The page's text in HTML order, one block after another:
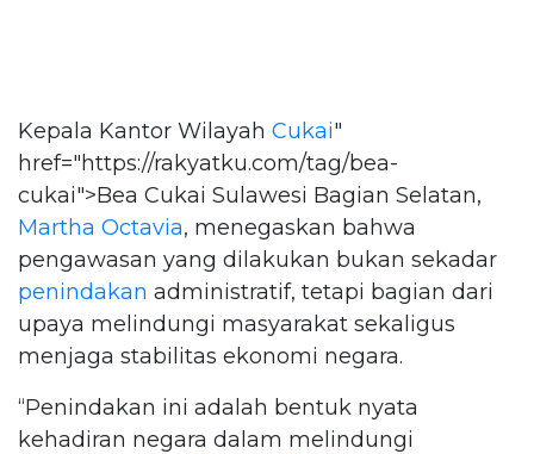
Kepala Kantor Wilayah Cukai"
href="https://rakyatku.com/tag/bea-
cukai">Bea Cukai Sulawesi Bagian Selatan,
Martha Octavia, menegaskan bahwa
pengawasan yang dilakukan bukan sekadar
penindakan administratif, tetapi bagian dari
upaya melindungi masyarakat sekaligus
menjaga stabilitas ekonomi negara.
“Penindakan ini adalah bentuk nyata
kehadiran negara dalam melindungi